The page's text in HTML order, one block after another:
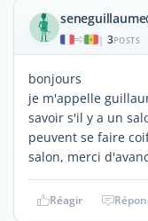
| 3POSTS
bonjours
je m'appelle
savoir s'il y a un
peuvent se faire
salon, merci
Réagir